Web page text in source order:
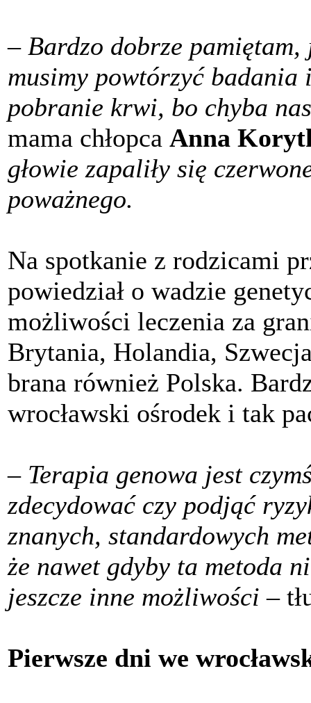
– Bardzo dobrze
musimy powtórzyć
pobranie krwi, bo chyba
mama chłopca Anna
głowie zapaliły się
poważnego.
Na spotkanie z rodzicami
powiedział o wadzie
możliwości leczenia za
Brytania, Holandia,
brana również Polska.
wrocławski ośrodek i tak
– Terapia genowa jest
zdecydować czy podjąć
znanych, standardowych
że nawet gdyby ta metoda
jeszcze inne możliwości–
Pierwsze dni we